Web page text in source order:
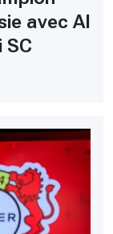
avec Al
SC